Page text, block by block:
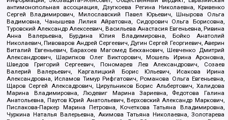
антимонопольная ассоциация, Дзугкоева Регина Николаевна, Кривенко
Сергей Владимирович, Милославский Павел Юрьевич, Шнырова Ольга
Вадимовна, Чанышева Лилия Айратовна, Сидорович Ольга Борисовна,
Туровский Александр Алексеевич, Васильева Анастасия Евгеньевна, Ривина
Анна Валерьевна, Бурдина Юлия Владимировна, Бойко Анатолий
Николаевич, Пивоваров Андрей Сергеевич, Дугин Сергей Георгиевич, Аверин
Виталий Евгеньевич, Барахоев Магомед Бекханович, Шевченко Дмитрий
Александрович, Шарипков Олег Викторович, Мошель Ирина Ароновна,
Шведов Григорий Сергеевич, Пономарев Лев Александрович, Созаев
Валерий Валерьевич, Каргалицкий Борис Юльевич, Исакова Ирина
Александровна, Исламов Тимур Рифгатович, Романова Ольга Евгеньевна,
Щаров Сергей Алексадрович, Цирульников Борис Альбертович, Халидова
Марина Владимировна, Людевиг Марина Зариевна, Федотова Галина
Анатольевна, Паутов Юрий Анатольевич, Верховский Александр Маркович,
Пислакова-Паркер Марина Петровна, Кочеткова Татьяна Владимировна,
Чуркина Наталья Валерьевна, Акимова Татьяна Николаевна, Золотарева